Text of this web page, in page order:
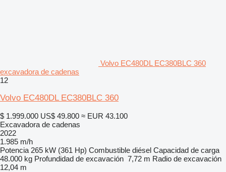
Volvo EC480DL EC380BLC 360
excavadora de cadenas
12
Volvo EC480DL EC380BLC 360
$ 1.999.000 US$ 49.800 ≈ EUR 43.100
Excavadora de cadenas
2022
1.985 m/h
Potencia 265 kW (361 Hp) Combustible diésel Capacidad de carga
48.000 kg Profundidad de excavación 7,72 m Radio de excavación
12,04 m